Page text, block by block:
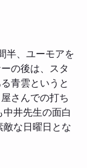
半、ユーモアを
の後は、スタ
青雲というと
さんでの打ち
中井先生の面白
敵な日曜日とな